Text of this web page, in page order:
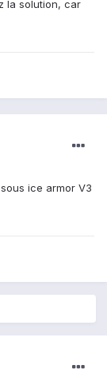
la solution, car
ice armor V3